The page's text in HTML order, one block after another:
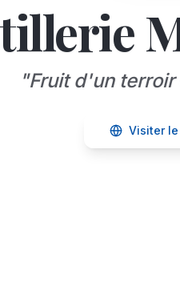
"Fruit d'un
Visiter